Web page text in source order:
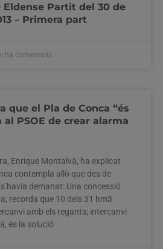
Eldense Partit del 30 de
– Primera part
ha comentaris
que el Pla de Conca “és
al PSOE de crear alarma
Enrique Montalvà, ha explicat
contempla allò que des de
demanat: Una concessió
recorda que 10 dels 31 hm3
amb els regants; intercanvi
és la solució